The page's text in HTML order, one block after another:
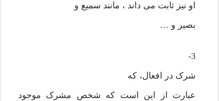
او نیز ثابت می داند ، مانند سمیع و
بصیر و …
3-
شرک در افعال، که
عبارت از این است که شخص مشرک موجود